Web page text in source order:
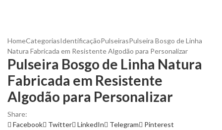
HomeCategoriasIdentificaçãoPulseirasPulseira Bosgo de Linha
Natura Fabricada em Resistente Algodão para Personalizar
Pulseira Bosgo de Linha Natura
Fabricada em Resistente
Algodão para Personalizar
Share:
Facebook
Twitter LinkedIn Telegram
Pinterest